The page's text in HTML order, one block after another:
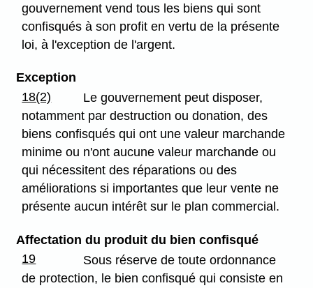
gouvernement vend tous les biens qui sont
confisqués à son profit en vertu de la présente
loi, à l'exception de l'argent.
Exception
18(2)
Le gouvernement peut disposer,
notamment par destruction ou donation, des
biens confisqués qui ont une valeur marchande
minime ou n'ont aucune valeur marchande ou
qui nécessitent des réparations ou des
améliorations si importantes que leur vente ne
présente aucun intérêt sur le plan commercial.
Affectation du produit du bien confisqué
19
Sous réserve de toute ordonnance
de protection, le bien confisqué qui consiste en